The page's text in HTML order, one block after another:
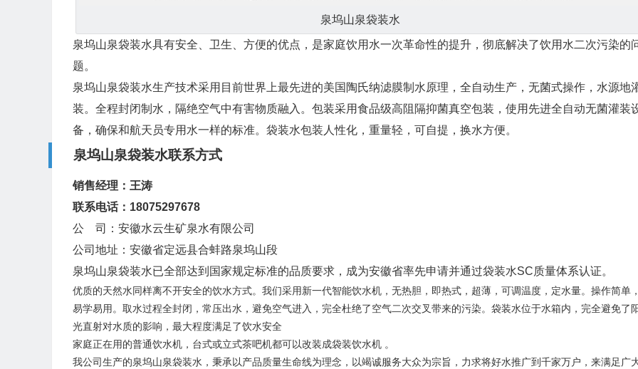
泉坞山泉袋装水
泉坞山泉袋装水具有安全、卫生、方便的优点，是家庭饮用水一次革命性的提升，彻底解决了饮用水二次污染的
题。
泉坞山泉袋装水生产技术采用目前世界上最先进的美国陶氏纳滤膜制水原理，全自动生产，无菌式操作，水源地
装。全程封闭制水，隔绝空气中有害物质融入。包装采用食品级高阻隔抑菌真空包装，使用先进全自动无菌灌装
备，确保和航天员专用水一样的标准。袋装水包装人性化，重量轻，可自提，换水方便。
泉坞山泉袋装水联系方式
销售经理：王涛
联系电话：18075297678
公 司：安徽水云生矿泉水有限公司
公司地址：安徽省定远县合蚌路泉坞山段
泉坞山泉袋装水已全部达到国家规定标准的品质要求，成为安徽省率先申请并通过袋装水SC质量体系认证。
优质的天然水同样离不开安全的饮水方式。我们采用新一代智能饮水机，无热胆，即热式，超薄，可调温度，定水量。操作简单
易学易用。取水过程全封闭，常压出水，避免空气进入，完全杜绝了空气二次交叉带来的污染。袋装水位于水箱内，完全避免了
光直射对水质的影响，最大程度满足了饮水安全
家庭正在用的普通饮水机，台式或立式茶吧机都可以改装成袋装饮水机 。
我公司生产的泉坞山泉袋装水，秉承以产品质量生命线为理念，以竭诚服务大众为宗旨，力求将好水推广到千家万户，来满足广